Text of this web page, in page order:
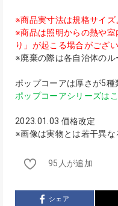
※商品実寸法は規格サイズ
※商品は照明からの熱や
り」が起こる場合がござい
※廃棄の際は各自治体のル
ポップコーアは厚さが5種
ポップコーアシリーズは
2023.01.03 価格改定
※画像は実物とは若干異な
95人が追加
シェア